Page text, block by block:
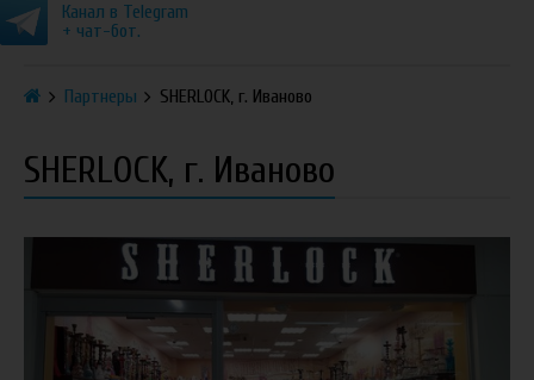
Канал в Telegram
+ чат-бот.
Партнеры SHERLOCK, г. Иваново
SHERLOCK, г. Иваново